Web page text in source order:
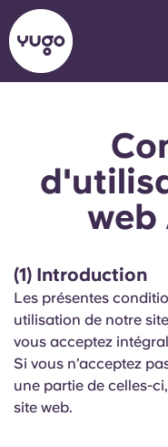
Lieux
Compte
Sélectionnez un
English
English
Català
Italian
web
(1) Introduction
Les présentes
utilisation de notre
vous acceptez
Si vous n’acceptez
une partie de celles-
site web.